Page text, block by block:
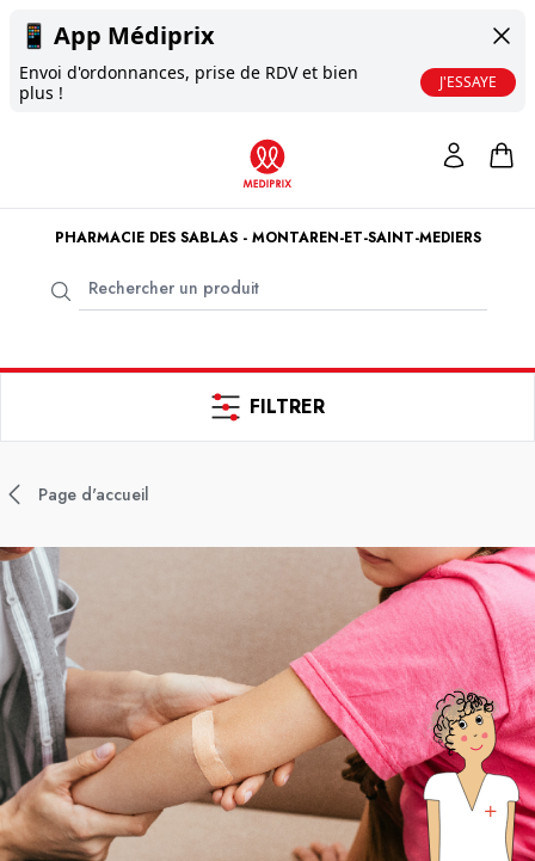
📱 App Médiprix
Envoi d'ordonnances, prise de RDV et bien
plus !
J'ESSAYE
PHARMACIE DES SABLAS - MONTAREN-ET-SAINT-MEDIERS
FILTRER
Page d'accueil